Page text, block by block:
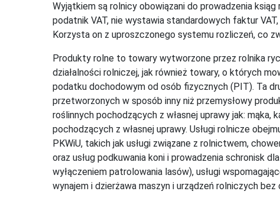
Wyjątkiem są rolnicy obowiązani do prowadzenia
podatnik VAT, nie wystawia standardowych faktur
Korzysta on z uproszczonego systemu rozliczeń, co
Produkty rolne to towary wytworzone przez rolnika
działalności rolniczej, jak również towary, o których
podatku dochodowym od osób fizycznych (PIT). Ta
przetworzonych w sposób inny niż przemysłowy
roślinnych pochodzących z własnej uprawy jak:
pochodzących z własnej uprawy. Usługi rolnicze
PKWiU, takich jak usługi związane z rolnictwem,
oraz usług podkuwania koni i prowadzenia schronisk
wyłączeniem patrolowania lasów), usługi
wynajem i dzierżawa maszyn i urządzeń rolniczych bez